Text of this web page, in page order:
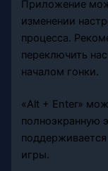
Приложение
изменении
процесса.
переключить
началом гонки.
«Alt + Enter»
полноэкранную
игры.